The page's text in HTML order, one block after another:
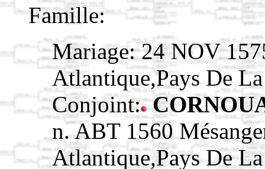
Famille:
Mariage: 24 NOV
Atlantique,Pays De
Conjoint:
n. ABT 1560
Atlantique,Pays De